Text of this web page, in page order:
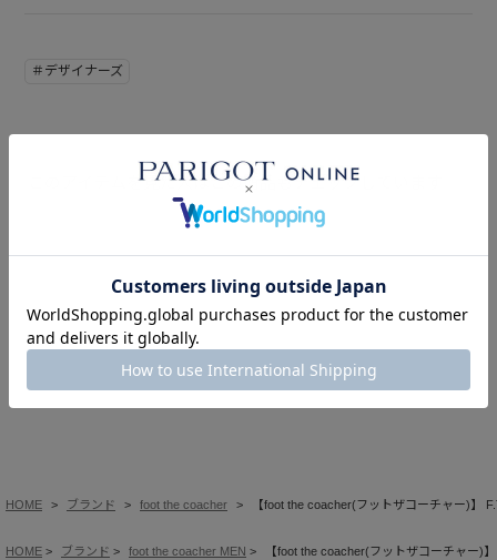
＃デザイナーズ
このアイテムを見た人はこの商品もチェックしています
HOME ブランド foot the coacher 【foot the coacher(フットザコーチャー)】
HOME ブランド foot the coacher MEN 【foot the coacher(フットザコーチャー)